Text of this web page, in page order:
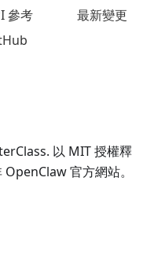
參考
最新變更
以 MIT 授權釋
官方網站。